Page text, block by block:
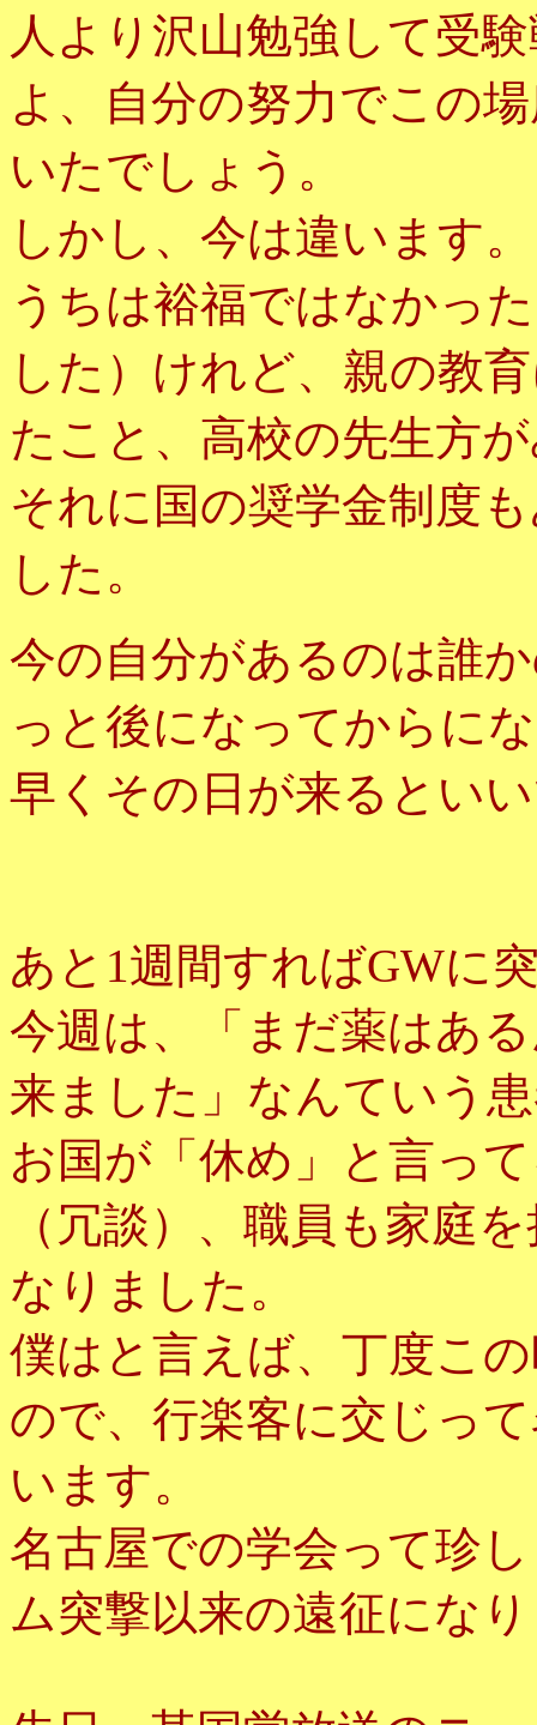
人より沢山勉強して受
よ、自分の努力でこの
いたでしょう。
しかし、今は違います。
うちは裕福ではなかっ
した）けれど、親の教
たこと、高校の先生方
それに国の奨学金制度
した。
今の自分があるのは誰
っと後になってからに
早くその日が来るとい
あと1週間すればGWに
今週は、「まだ薬はあ
来ました」なんていう
お国が「休め」と言っ
（冗談）、職員も家庭
なりました。
僕はと言えば、丁度こ
ので、行楽客に交じっ
います。
名古屋での学会って珍
ム突撃以来の遠征にな